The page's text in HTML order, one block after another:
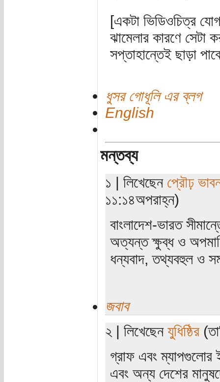
[একটা ভিডিওচিত্র
ঝামেলার কারণে সেটা
সপ্তাহান্তেই ছাড়া
ধুসর গোধূলি এর ব্লগ
English
মন্তব্য
১ | লিখেছেন প্রৌঢ়
১১:১৪অপরাহ্ন)
বাংলাদেশ-ভারত
অত্যন্ত ক্ষুব্ধ ও
ধন্যবাদ, তথ্যবহুল ও
জবাব
২ | লিখেছেন যুধিষ্ঠির
গ্রাফ এবং ম্যাপগুলোর
এবং অন্য দেশের